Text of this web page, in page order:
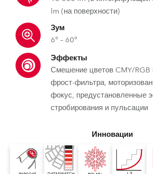
lm (на поверхности)
Зум
6° – 60°
Эффекты
Смешение цветов CMY/RGB
фрост-фильтра,
фокус, предустановленные
стробирования и пульсации
Инновации